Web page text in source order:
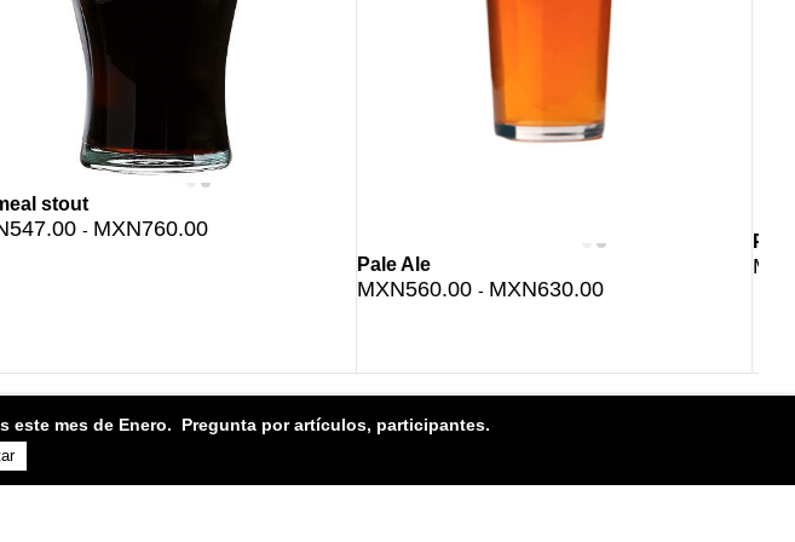
stout
- MXN760.00
Pale Ale
MXN560.00- MXN630.00
este mes de Enero. Pregunta por artículos, participantes.